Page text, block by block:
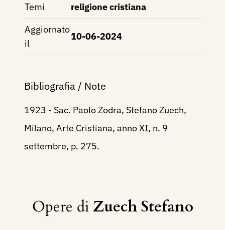
Temi
religione cristiana
Aggiornato
il
10-06-2024
Bibliografia / Note
1923 - Sac. Paolo Zodra, Stefano Zuech,
Milano, Arte Cristiana, anno XI, n. 9
settembre, p. 275.
Opere di Zuech Stefano